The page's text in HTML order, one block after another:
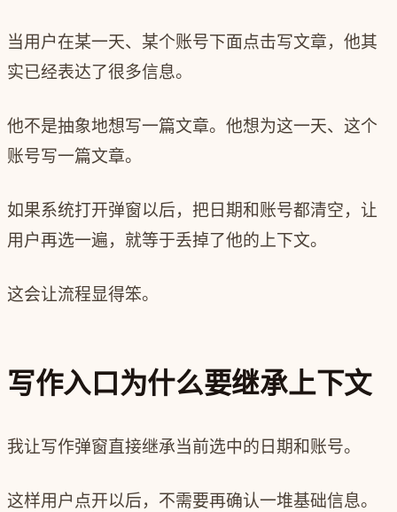
当用户在某一天、某个账号下面点击写文章，他其
实已经表达了很多信息。
他不是抽象地想写一篇文章。他想为这一天、这个
账号写一篇文章。
如果系统打开弹窗以后，把日期和账号都清空，让
用户再选一遍，就等于丢掉了他的上下文。
这会让流程显得笨。
写作入口为什么要继承上下文
我让写作弹窗直接继承当前选中的日期和账号。
这样用户点开以后，不需要再确认一堆基础信息。